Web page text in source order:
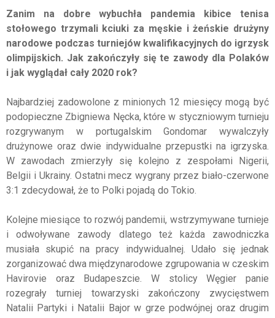
Zanim na dobre wybuchła pandemia kibice tenisa
stołowego trzymali kciuki za męskie i żeńskie drużyny
narodowe podczas turniejów kwalifikacyjnych do igrzysk
olimpijskich. Jak zakończyły się te zawody dla Polaków
i jak wyglądał cały 2020 rok?
Najbardziej zadowolone z minionych 12 miesięcy mogą być
podopieczne Zbigniewa Nęcka, które w styczniowym turnieju
rozgrywanym w portugalskim Gondomar wywalczyły
drużynowe oraz dwie indywidualne przepustki na igrzyska.
W zawodach zmierzyły się kolejno z zespołami Nigerii,
Belgii i Ukrainy. Ostatni mecz wygrany przez biało-czerwone
3:1 zdecydował, że to Polki pojadą do Tokio.
Kolejne miesiące to rozwój pandemii, wstrzymywane turnieje
i odwoływane zawody dlatego też każda zawodniczka
musiała skupić na pracy indywidualnej. Udało się jednak
zorganizować dwa międzynarodowe zgrupowania w czeskim
Havirovie oraz Budapeszcie. W stolicy Węgier panie
rozegrały turniej towarzyski zakończony zwycięstwem
Natalii Partyki i Natalii Bajor w grze podwójnej oraz drugim